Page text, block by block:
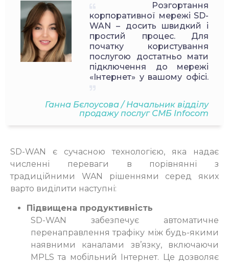
Розгортання
корпоративної мережі SD-
WAN – досить швидкий і
простий процес. Для
початку користування
послугою достатньо мати
підключення до мережі
«Інтернет» у вашому офісі.
Ганна Бєлоусова /Начальник відділу
продажу послуг СМБ Infocom
SD-WAN є сучасною технологією, яка надає
численні переваги в порівнянні з
традиційними WAN рішеннями серед яких
варто виділити наступні:
Підвищена продуктивність
SD-WAN забезпечує автоматичне
перенаправлення трафіку між будь-якими
наявними каналами зв’язку, включаючи
MPLS та мобільний Інтернет. Це дозволяє